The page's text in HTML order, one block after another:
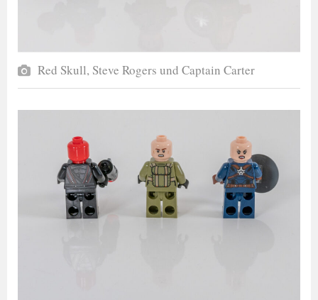
Red Skull, Steve Rogers und Captain Carter